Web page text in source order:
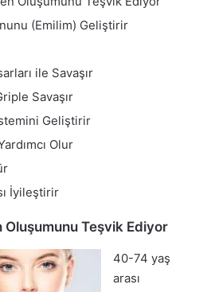
(Emilim) Geliştirir
ile Savaşır
Savaşır
Geliştirir
Olur
İyileştirir
Oluşumunu Teşvik Ediyor
40-74 yaş
arası